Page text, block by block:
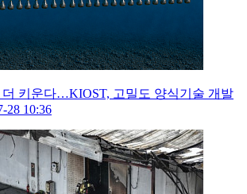
더 키운다…KIOST, 고밀도 양식기술 개발
28 10:36